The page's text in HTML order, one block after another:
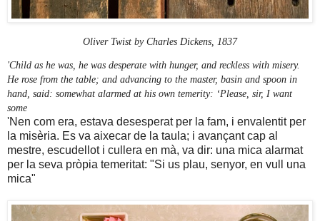
Oliver Twist by Charles Dickens, 1837
'Child as he was, he was desperate with hunger, and reckless with misery.
He rose from the table; and advancing to the master, basin and spoon in
hand, said: somewhat alarmed at his own temerity: ‘Please, sir, I want
some
'Nen com era, estava desesperat per la fam, i envalentit per
la misèria. Es va aixecar de la taula; i avançant cap al
mestre, escudellot i cullera en mà, va dir: una mica alarmat
per la seva pròpia temeritat: "Si us plau, senyor, en vull una
mica"